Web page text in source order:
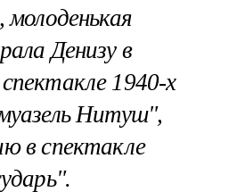
молоденькая
Денизу в
1940-х
Нитуш",
в спектакле